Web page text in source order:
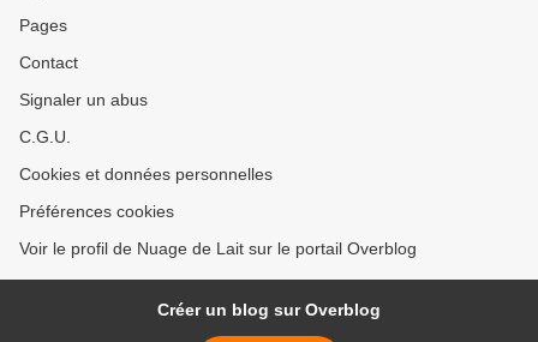
Pages
Contact
Signaler un abus
C.G.U.
Cookies et données personnelles
Préférences cookies
Voir le profil de Nuage de Lait sur le portail Overblog
Créer un blog sur Overblog